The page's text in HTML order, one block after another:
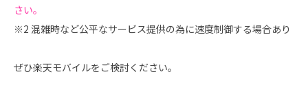
さい。
※2 混雑時など公平なサービス提供の為に速度制御する場合あり
ぜひ楽天モバイルをご検討ください。